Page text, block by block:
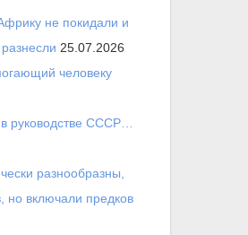
не покидали и
25.07.2026
человеку
руководстве СССР…
разнообразны,
но включали предков